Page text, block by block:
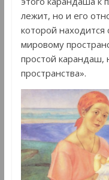
лежит, но и его
которой находится
мировому
простой карандаш,
пространства».